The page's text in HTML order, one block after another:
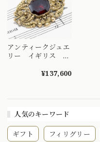
人気のキーワード
ギフト フィリグリー
アンティークジュエ
リー イギリス ジ
ンティークブロー
ーに酔いしれ
て〜 DBR00127
¥137,600